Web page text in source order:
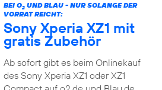
BEI O2UND BLAU - NUR SOLANGE DER
VORRAT REICHT:
Sony Xperia XZ1 mit
gratis Zubehör
Ab sofort gibt es beim Onlinekauf
des Sony Xperia XZ1 oder XZ1